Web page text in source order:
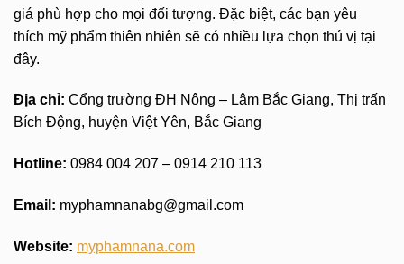
giá phù hợp cho mọi đối tượng. Đặc biệt, các bạn yêu
thích mỹ phẩm thiên nhiên sẽ có nhiều lựa chọn thú vị tại
đây.
Địa chỉ: Cổng trường ĐH Nông – Lâm Bắc Giang, Thị trấn
Bích Động, huyện Việt Yên, Bắc Giang
Hotline: 0984 004 207 – 0914 210 113
Email: myphamnanabg@gmail.com
Website: myphamnana.com